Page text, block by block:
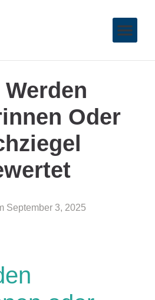
Oder
September 3, 2025